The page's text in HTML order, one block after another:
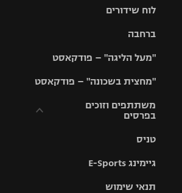
לוח שידורים
ברחבה
"מעל הליגה" – פודקאסט
"מחצית בשכונה" – פודקאסט
משתתפים וזוכים
בפרסים
וזוכים בפרסים
תקנון עבור פעילות
טניס
גיימינג E-Sports
תנאי שימוש